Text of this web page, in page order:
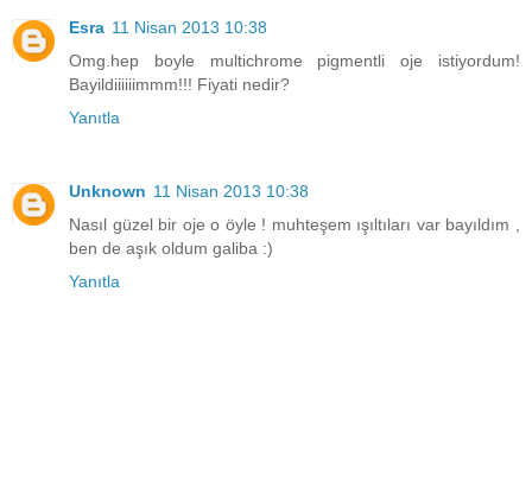
Esra 11 Nisan 2013 10:38
Omg.hep boyle multichrome pigmentli oje istiyordum!
Bayildiiiiiimmm!!! Fiyati nedir?
Yanıtla
Unknown 11 Nisan 2013 10:38
Nasıl güzel bir oje o öyle ! muhteşem ışıltıları var bayıldım ,
ben de aşık oldum galiba :)
Yanıtla